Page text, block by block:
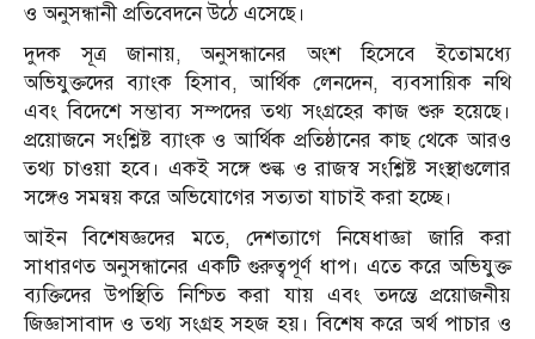
ও অনুসন্ধানী প্রতিবেদনে উঠে এসেছে।
দুদক সূত্র জানায়, অনুসন্ধানের অংশ হিসেবে ইতোমধ্যে
অভিযুক্তদের ব্যাংক হিসাব, আর্থিক লেনদেন, ব্যবসায়িক নথি
এবং বিদেশে সম্ভাব্য সম্পদের তথ্য সংগ্রহের কাজ শুরু হয়েছে।
প্রয়োজনে সংশ্লিষ্ট ব্যাংক ও আর্থিক প্রতিষ্ঠানের কাছ থেকে আরও
তথ্য চাওয়া হবে। একই সঙ্গে শুল্ক ও রাজস্ব সংশ্লিষ্ট সংস্থাগুলোর
সঙ্গেও সমন্বয় করে অভিযোগের সত্যতা যাচাই করা হচ্ছে।
আইন বিশেষজ্ঞদের মতে, দেশত্যাগে নিষেধাজ্ঞা জারি করা
সাধারণত অনুসন্ধানের একটি গুরুত্বপূর্ণ ধাপ। এতে করে অভিযুক্ত
ব্যক্তিদের উপস্থিতি নিশ্চিত করা যায় এবং তদন্তে প্রয়োজনীয়
জিজ্ঞাসাবাদ ও তথ্য সংগ্রহ সহজ হয়। বিশেষ করে অর্থ পাচার ও